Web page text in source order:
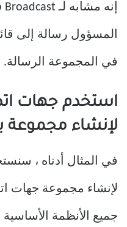
المسؤول رسالة إلى
في المجموعة الرسالة.
لإنشاء مجموعة
لإنشاء مجموعة جهات